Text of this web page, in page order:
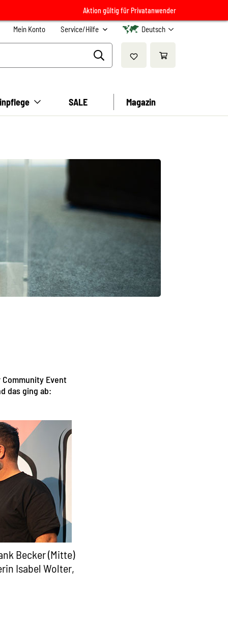
Aktion gültig für Privatanwender
Mein Konto Service/Hilfe Deutsch
SALE Magazin
Event
das ging ab:
Becker (Mitte)
Isabel Wolter,